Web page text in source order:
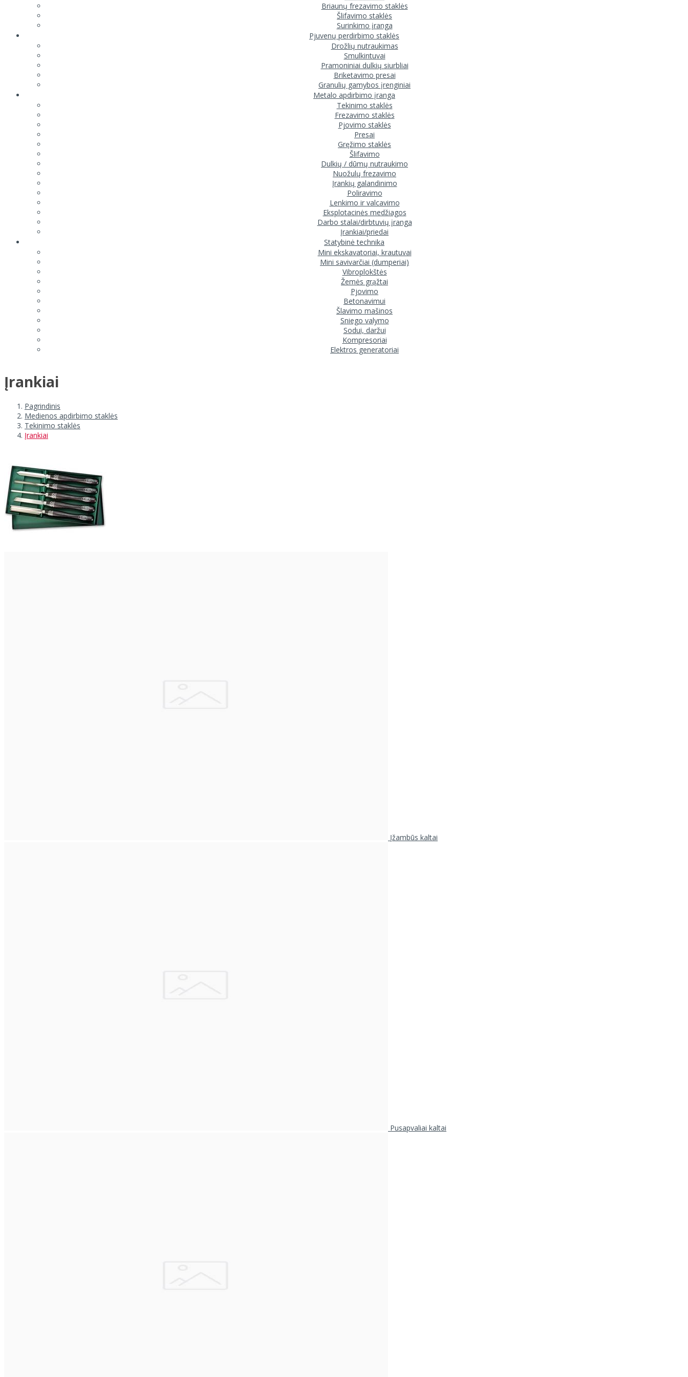
Briaunų frezavimo staklės
Šlifavimo staklės
Surinkimo įranga
Pjuvenų perdirbimo staklės
Drožlių nutraukimas
Smulkintuvai
Pramoniniai dulkių siurbliai
Briketavimo presai
Granulių gamybos įrenginiai
Metalo apdirbimo įranga
Tekinimo staklės
Frezavimo staklės
Pjovimo staklės
Presai
Gręžimo staklės
Šlifavimo
Dulkių / dūmų nutraukimo
Nuožulų frezavimo
Įrankių galandinimo
Poliravimo
Lenkimo ir valcavimo
Eksplotacinės medžiagos
Darbo stalai/dirbtuvių įranga
Įrankiai/priedai
Statybinė technika
Mini ekskavatoriai, krautuvai
Mini savivarčiai (dumperiai)
Vibroplokštės
Žemės grąžtai
Pjovimo
Betonavimui
Šlavimo mašinos
Sniego valymo
Sodui, daržui
Kompresoriai
Elektros generatoriai
Įrankiai
Pagrindinis
Medienos apdirbimo staklės
Tekinimo staklės
Įrankiai
Įžambūs kaltai
Pusapvaliai kaltai